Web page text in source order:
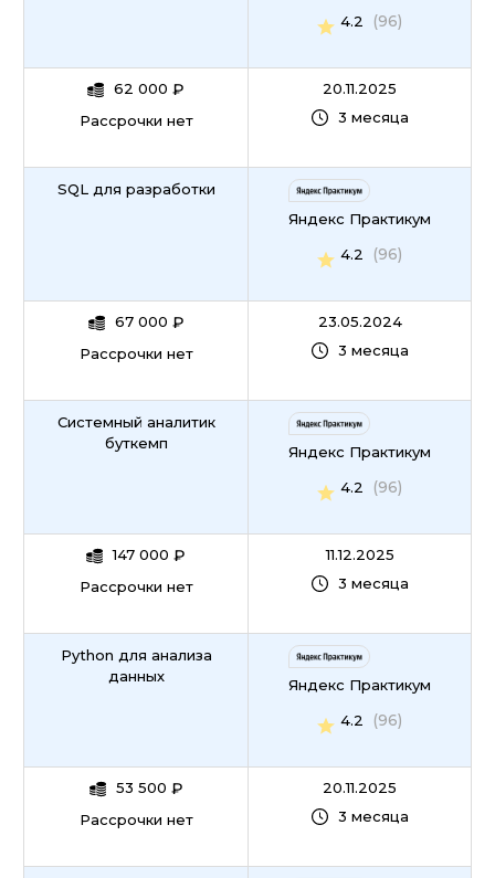
62 000 ₽
Рассрочки нет
4.2
(96)
20.11.2025
3 месяца
SQL для разработки
67 000 ₽
Рассрочки нет
Яндекс Практикум
4.2
(96)
23.05.2024
3 месяца
Системный аналитик
буткемп
147 000 ₽
Рассрочки нет
Яндекс Практикум
4.2
(96)
11.12.2025
3 месяца
Python для анализа
данных
53 500 ₽
Рассрочки нет
Яндекс Практикум
4.2
(96)
20.11.2025
3 месяца